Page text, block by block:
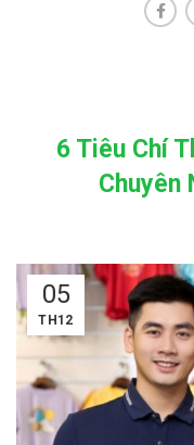
6 Tiêu Chí
Chuyên
05
TH12